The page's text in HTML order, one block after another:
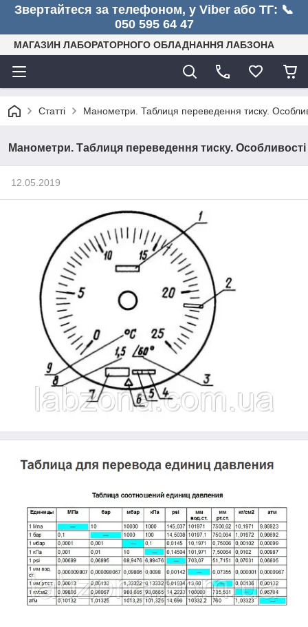
Звертайтеся за телефоном, у Viber або ТГ: 📞
050 595 64 47
МАГАЗИН ЛАБОРАТОРНОГО ОБЛАДНАННЯ ЛАБЗОНА
Статті Манометри. Таблиця переведення тиску.
Манометри. Таблиця переведення тиску. Особливості
12.05.2019